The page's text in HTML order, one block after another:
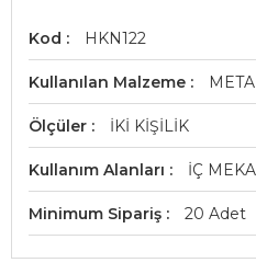
Kod HKN122
Kullanılan Malzeme
Ölçüler İKİ KİŞİLİK
Kullanım Alanları İÇ
Minimum Sipariş 20 Adet